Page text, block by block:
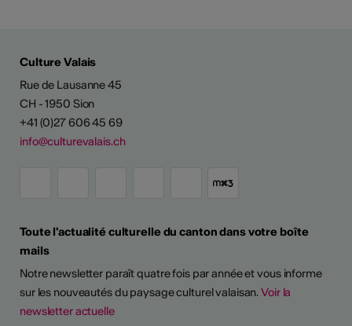
D'ARTISTES
Culture Valais
Rue de Lausanne 45
CH - 1950 Sion
+41 (0)27 606 45 69
info@culturevalais.ch
Toute l'actualité culturelle du canton dans votre boîte
mails
Notre newsletter paraît quatre fois par année et vous informe
sur les nouveautés du paysage culturel valaisan.Voir la
newsletter actuelle